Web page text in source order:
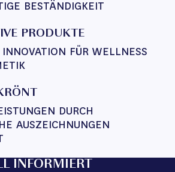
BESTÄNDIGKEIT
PRODUKTE
FÜR WELLNESS
DURCH
AUSZEICHNUNGEN
INFORMIERT